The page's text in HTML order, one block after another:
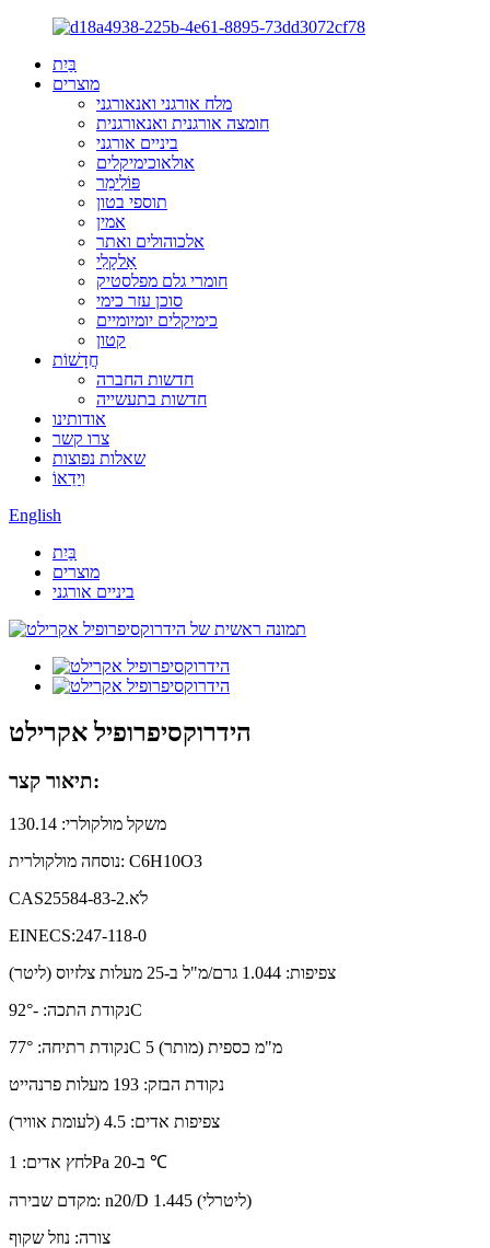
בַּיִת
מוצרים
מלח אורגני ואנאורגני
חומצה אורגנית ואנאורגנית
ביניים אורגני
אולאוכימיקלים
פּוֹלִימֵר
תוספי בטון
אמין
אלכוהולים ואתר
אַלקָלִי
חומרי גלם מפלסטיק
סוכן עזר כימי
כימיקלים יומיומיים
קטון
חֲדָשׁוֹת
חדשות החברה
חדשות בתעשייה
אודותינו
צרו קשר
שאלות נפוצות
וִידֵאוֹ
English
בַּיִת
מוצרים
ביניים אורגני
הידרוקסיפרופיל אקרילט
תיאור קצר:
משקל מולקולרי: 130.14
נוסחה מולקולרית: C6H10O3
CAS
לֹא.25584-83-2
EINECS:247-118-0
צפיפות: 1.044 גרם/מ"ל ב-25 מעלות צלזיוס (ליטר)
נקודת התכה: -92°C
נקודת רתיחה: 77°C 5 מ"מ כספית (מותר)
נקודת הבזק: 193 מעלות פרנהייט
צפיפות אדים: 4.5 (לעומת אוויר)
לחץ אדים: 1Pa ב-20 ℃
מקדם שבירה: n20/D 1.445 (ליטרלי)
צורה: נוזל שקוף